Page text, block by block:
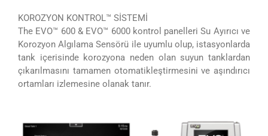
KOROZYON KONTROL™ SİSTEMİ
The EVO™ 600 & EVO™ 6000 kontrol panelleri Su Ayırıcı ve
Korozyon Algılama Sensörü ile uyumlu olup, istasyonlarda
tank içerisinde korozyona neden olan suyun tanklardan
çıkarılmasını tamamen otomatikleştirmesini ve aşındırıcı
ortamları izlemesine olanak tanır.